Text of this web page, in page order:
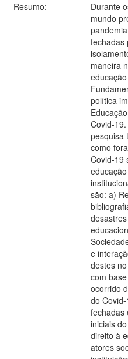
Resumo:
Durante
mundo
fechadas
maneira
política
Covid-
pesquisa
como
Covid-19
são: a)
e
destes
com
ocorrido
do
fechadas
iniciais
direito à
atores